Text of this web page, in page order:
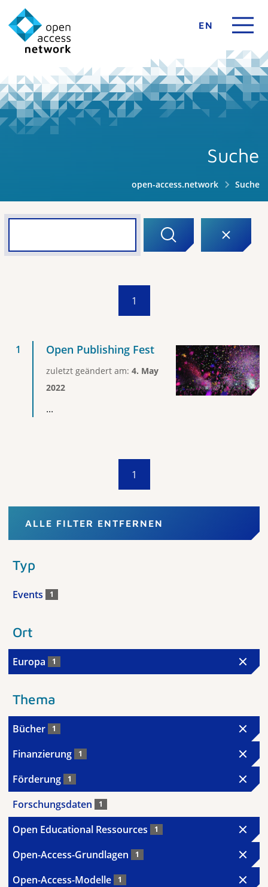
EN
Suche
open-access.network Suche
1
Open Publishing Fest
zuletzt geändert am: 4. May
2022
...
1
ALLE FILTER ENTFERNEN
Typ
Events 1
Ort
Europa 1
Thema
Bücher 1
Finanzierung 1
Förderung 1
Forschungsdaten 1
Open Educational Ressources 1
Open-Access-Grundlagen 1
Open-Access-Modelle 1